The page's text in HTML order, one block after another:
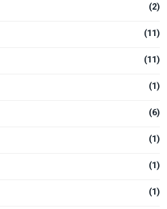
(2)
(11)
(11)
(1)
(6)
(1)
(1)
(1)